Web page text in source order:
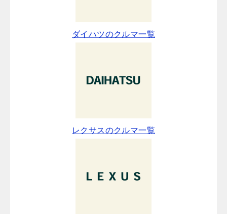
ダイハツのクルマ一覧
レクサスのクルマ一覧